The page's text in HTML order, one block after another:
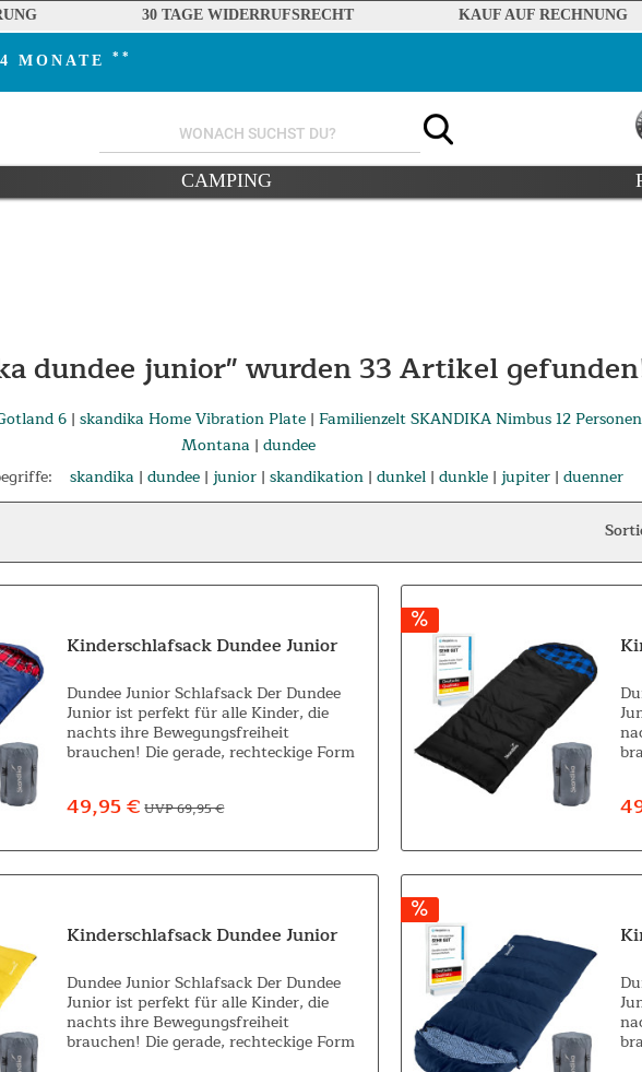
30 TAGE WIDERRUFSRECHT KAUF AUF RECHNUNG
MONATE **
CAMPING
dundee junior" wurden33Artikel
6| skandika Home Vibration Plate| Familienzelt SKANDIKA Nimbus 12 Personen
Montana| dundee
skandika | dundee | junior | skandikation | dunkel | dunkle | jupiter | duenner
Kinderschlafsack Dundee Junior
Dundee Junior Schlafsack Der Dundee
Junior ist perfekt für alle Kinder, die
nachts ihre Bewegungsfreiheit
brauchen! Die gerade, rechteckige Form
doch...
49,95 € UVP 69,95 €
Kinderschlafsack Dundee Junior
Dundee Junior Schlafsack Der Dundee
Junior ist perfekt für alle Kinder, die
nachts ihre Bewegungsfreiheit
brauchen! Die gerade, rechteckige Form